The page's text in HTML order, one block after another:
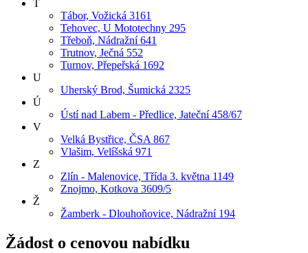
T
Tábor, Vožická 3161
Tehovec, U Mototechny 295
Třeboň, Nádražní 641
Trutnov, Ječná 552
Turnov, Přepeřská 1692
U
Uherský Brod, Šumická 2325
Ú
Ústí nad Labem - Předlice, Jateční 458/67
V
Velká Bystřice, ČSA 867
Vlašim, Velíšská 971
Z
Zlín - Malenovice, Třída 3. května 1149
Znojmo, Kotkova 3609/5
Ž
Žamberk - Dlouhoňovice, Nádražní 194
Žádost o cenovou nabídku